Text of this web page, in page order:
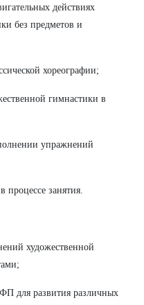
действиях
без предметов и
хореографии;
гимнастики в
упражнений
процессе занятия.
художественной
для развития различных